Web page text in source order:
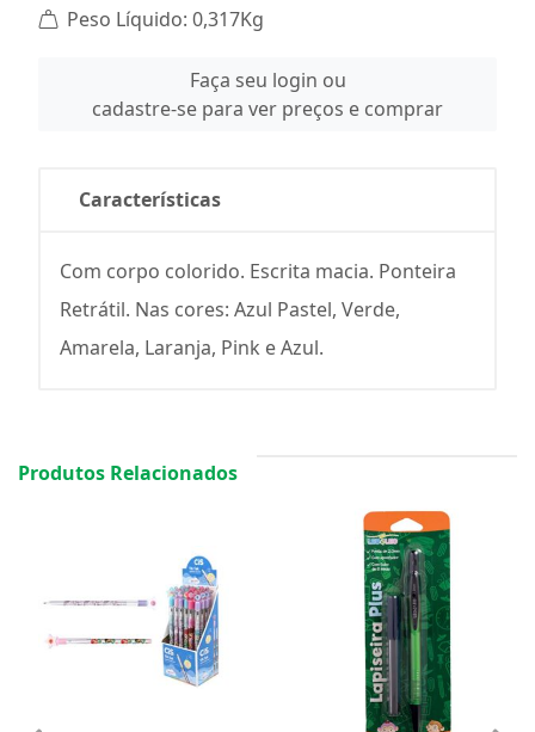
Peso Líquido: 0,317Kg
Faça seu login ou
cadastre-se para ver preços e comprar
Características
Com corpo colorido. Escrita macia. Ponteira
Retrátil. Nas cores: Azul Pastel, Verde,
Amarela, Laranja, Pink e Azul.
Produtos Relacionados